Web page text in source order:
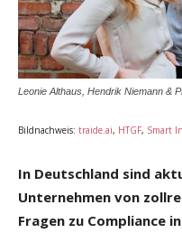
Leonie Althaus, Hendrik Niemann &
Bildnachweis: traide.ai, HTGF, Smart
In Deutschland sind
Unternehmen von
Fragen zu Compliance